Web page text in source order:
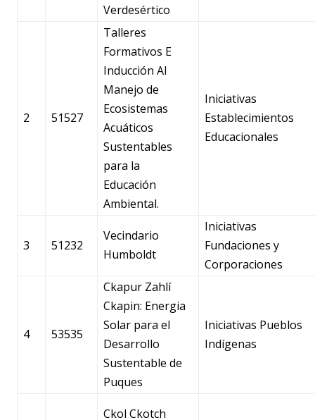
Verdesértico
2 51527
Talleres
Formativos E
Inducción Al
Manejo de
Ecosistemas
Acuáticos
Sustentables
para la
Educación
Ambiental.
Iniciativas
Establecimientos
Educacionales
3 51232
Vecindario
Humboldt
Iniciativas
Fundaciones y
Corporaciones
4 53535
Ckapur Zahlí
Ckapin: Energia
Solar para el
Desarrollo
Sustentable de
Puques
Iniciativas Pueblos
Indígenas
Ckol Ckotch